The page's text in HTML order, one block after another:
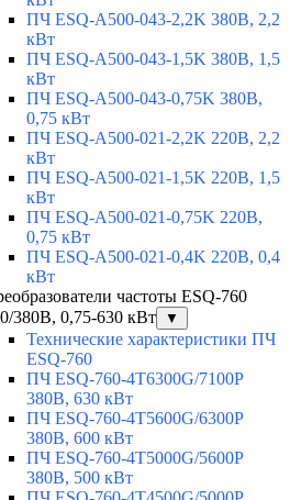
ПЧ ESQ-A500-043-2,2K 380В, 2,2
кВт
ПЧ ESQ-A500-043-1,5K 380В, 1,5
кВт
ПЧ ESQ-A500-043-0,75K 380В,
0,75 кВт
ПЧ ESQ-A500-021-2,2K 220В, 2,2
кВт
ПЧ ESQ-A500-021-1,5K 220В, 1,5
кВт
ПЧ ESQ-A500-021-0,75K 220В,
0,75 кВт
ПЧ ESQ-A500-021-0,4K 220В, 0,4
кВт
частоты ESQ-760
380В, 0,75-630 кВт
▼
Технические характеристики ПЧ
ESQ-760
ПЧ ESQ-760-4T6300G/7100P
380В, 630 кВт
ПЧ ESQ-760-4T5600G/6300P
380В, 600 кВт
ПЧ ESQ-760-4T5000G/5600P
380В, 500 кВт